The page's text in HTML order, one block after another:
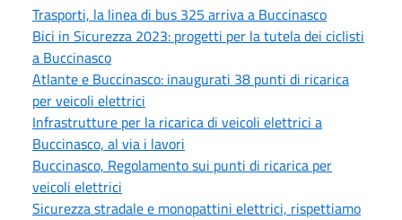
Trasporti, la linea di bus 325 arriva a Buccinasco
Bici in Sicurezza 2023: progetti per la tutela dei ciclisti
a Buccinasco
Atlante e Buccinasco: inaugurati 38 punti di ricarica
per veicoli elettrici
Infrastrutture per la ricarica di veicoli elettrici a
Buccinasco, al via i lavori
Buccinasco, Regolamento sui punti di ricarica per
veicoli elettrici
Sicurezza stradale e monopattini elettrici, rispettiamo